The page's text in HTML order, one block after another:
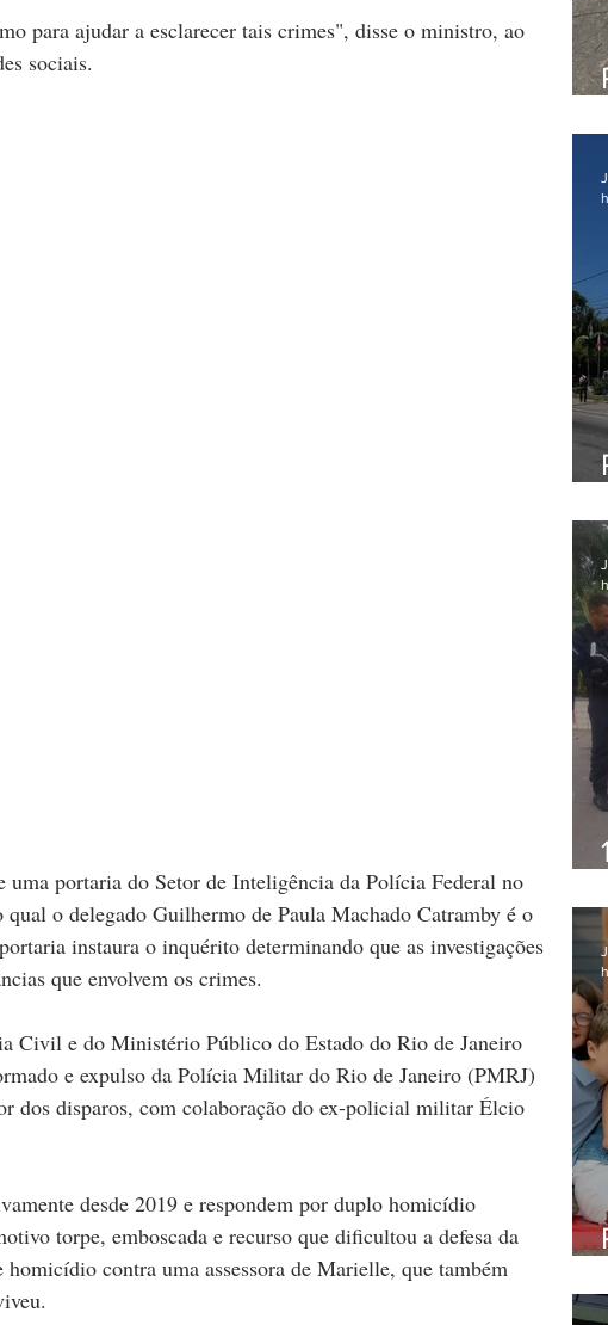
para ajudar a esclarecer tais crimes", disse o ministro, ao
sociais.
portaria do Setor de Inteligência da Polícia Federal no
qual o delegado Guilhermo de Paula Machado Catramby é o
instaura o inquérito determinando que as investigações
que envolvem os crimes.
Civil e do Ministério Público do Estado do Rio de Janeiro
e expulso da Polícia Militar do Rio de Janeiro (PMRJ)
dos disparos, com colaboração do ex-policial militar Élcio
desde 2019 e respondem por duplo homicídio
torpe, emboscada e recurso que dificultou a defesa da
contra uma assessora de Marielle, que também